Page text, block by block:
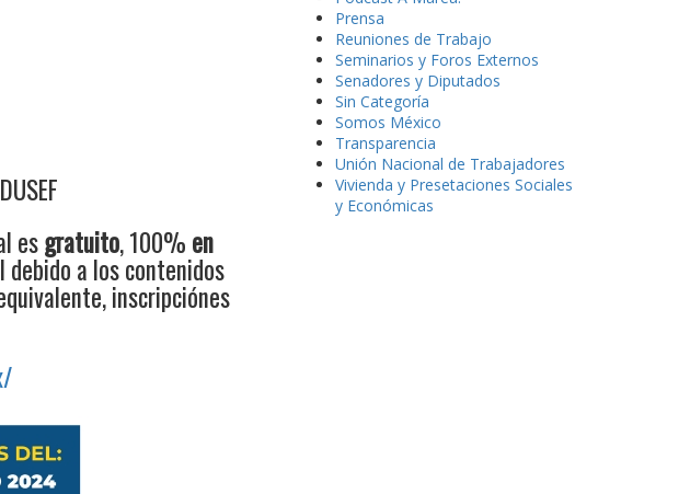
esgratuito, 100% en
debido a los contenidos
inscripciónes
Prensa
Reuniones de Trabajo
Seminarios y Foros Externos
Senadores y Diputados
Sin Categoría
Somos México
Transparencia
Unión Nacional de Trabajadores
Vivienda y Presetaciones Sociales
y Económicas